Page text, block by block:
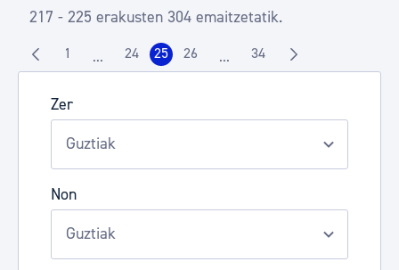
Zer
Non
217 - 225 erakusten 304 emaitzetatik.
Orrialdea
1 ...Intermediate Pages Use TAB to navigate.
Orrialdea
24 Orrialdea
25 Orrialdea
26 ...Intermediate Pages Use TAB
Orrialdea
34